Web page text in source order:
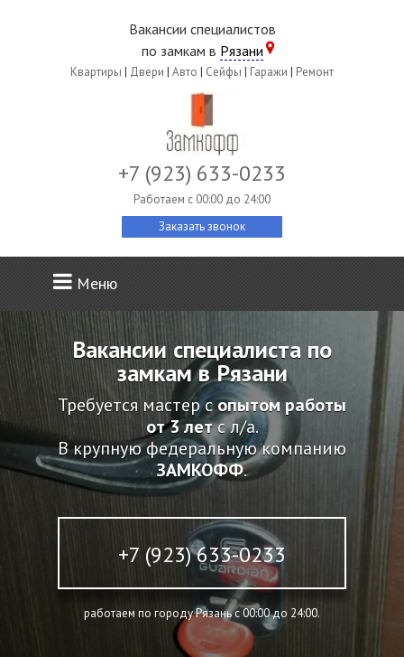
Вакансии специалистов
по замкам в Рязани
Квартиры | Двери | Авто | Сейфы | Гаражи | Ремонт
+7 (923) 633-0233
Работаем c 00:00 до 24:00
Заказать звонок
Меню
Вакансии специалиста по
замкам в Рязани
Требуется мастер сопытом работы
от 3 летс л/а.
В крупную федеральную компанию
ЗАМКОФФ.
+7 (923) 633-0233
работаем по городу Рязань c 00:00 до 24:00.